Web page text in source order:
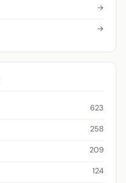
→
→
623
258
209
124